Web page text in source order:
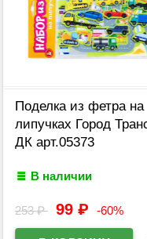
Поделка из фетра на
липучках Город
ДК арт.05373
В наличии
253₽ 99 ₽ -60%